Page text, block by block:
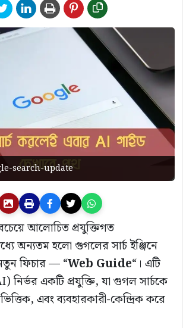
search-update
আলোচিত প্রযুক্তিগত
অন্যতম হলো গুগলের সার্চ ইঞ্জিনে
ফিচার — “Web Guide“। এটি
নির্ভর একটি প্রযুক্তি, যা গুগল সার্চকে
এবং ব্যবহারকারী-কেন্দ্রিক করে